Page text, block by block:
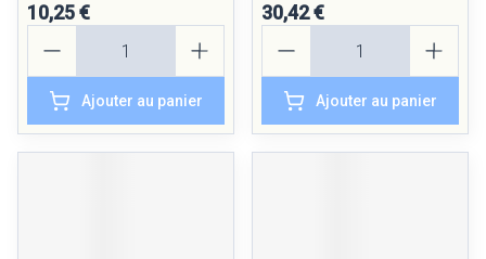
10,25 €
Ajouter au panier
30,42 €
Ajouter au panier